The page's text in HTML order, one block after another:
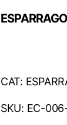
CAT:
SKU: EC-